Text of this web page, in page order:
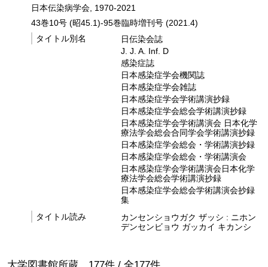
日本伝染病学会, 1970-2021
43巻10号 (昭45.1)-95巻臨時増刊号 (2021.4)
タイトル別名
日伝染会誌
J. J. A. Inf. D
感染症誌
日本感染症学会機関誌
日本感染症学会雑誌
日本感染症学会学術講演抄録
日本感染症学会総会学術講演抄録
日本感染症学会学術講演会 日本化学
療法学会総会合同学会学術講演抄録
日本感染症学会総会・学術講演抄録
日本感染症学会総会・学術講演会
日本感染症学会学術講演会日本化学
療法学会総会学術講演抄録
日本感染症学会総会学術講演会抄録
集
タイトル読み
カンセンショウガク ザッシ : ニホン
デンセンビョウ ガッカイ キカンシ
大学図書館所蔵 177件 / 全177件